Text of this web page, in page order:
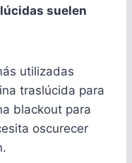
suelen
utilizadas
traslúcida para
blackout para
oscurecer